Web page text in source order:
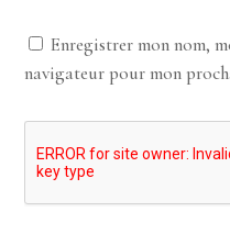
Enregistrer mon nom,
navigateur pour mon